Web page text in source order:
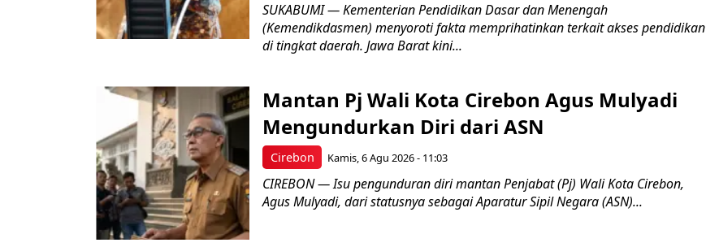
SUKABUMI — Kementerian Pendidikan Dasar dan Menengah
(Kemendikdasmen) menyoroti fakta memprihatinkan terkait akses pendidikan
di tingkat daerah. Jawa Barat kini...
Cirebon
Mantan Pj Wali Kota Cirebon Agus Mulyadi
Mengundurkan Diri dari ASN
Kamis, 6 Agu 2026 - 11:03
CIREBON — Isu pengunduran diri mantan Penjabat (Pj) Wali Kota Cirebon,
Agus Mulyadi, dari statusnya sebagai Aparatur Sipil Negara (ASN)...